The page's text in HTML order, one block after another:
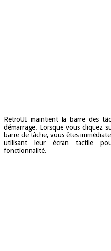
RetroUI maintient la barre des
démarrage. Lorsque vous cliquez
barre de tâche, vous êtes
utilisant leur écran tactile
fonctionnalité.